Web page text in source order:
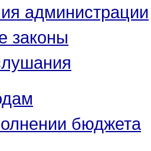
администрации
законы
бюджета